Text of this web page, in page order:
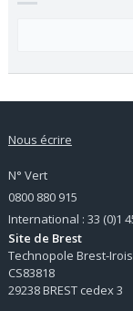
Nous écrire
N° Vert
0800 880 915
International : 33 (0)1
Site de Brest
Technopole Brest-
CS83818
29238 BREST cedex 3